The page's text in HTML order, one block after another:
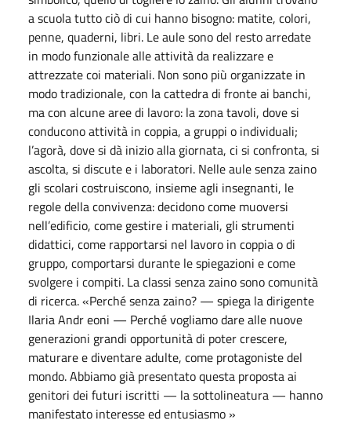
a scuola tutto ciò di cui hanno bisogno: matite, colori,
penne, quaderni, libri. Le aule sono del resto arredate
in modo funzionale alle attività da realizzare e
attrezzate coi materiali. Non sono più organizzate in
modo tradizionale, con la cattedra di fronte ai banchi,
ma con alcune aree di lavoro: la zona tavoli, dove si
conducono attività in coppia, a gruppi o individuali;
l’agorà, dove si dà inizio alla giornata, ci si confronta, si
ascolta, si discute e i laboratori. Nelle aule senza zaino
gli scolari costruiscono, insieme agli insegnanti, le
regole della convivenza: decidono come muoversi
nell’edificio, come gestire i materiali, gli strumenti
didattici, come rapportarsi nel lavoro in coppia o di
gruppo, comportarsi durante le spiegazioni e come
svolgere i compiti. La classi senza zaino sono comunità
di ricerca. «Perché senza zaino? — spiega la dirigente
Ilaria Andr eoni — Perché vogliamo dare alle nuove
generazioni grandi opportunità di poter crescere,
maturare e diventare adulte, come protagoniste del
mondo. Abbiamo già presentato questa proposta ai
genitori dei futuri iscritti — la sottolineatura — hanno
manifestato interesse ed entusiasmo »